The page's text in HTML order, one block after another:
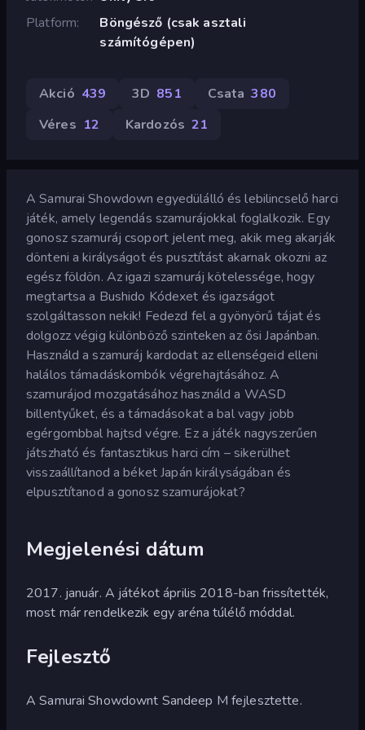
Platform
Böngésző (csak asztali
számítógépen)
Akció 439 3D 851 Csata 380
Véres 12 Kardozós 21
A Samurai Showdown egyedülálló és lebilincselő harci
játék, amely legendás szamurájokkal foglalkozik. Egy
gonosz szamuráj csoport jelent meg, akik meg akarják
dönteni a királyságot és pusztítást akarnak okozni az
egész földön. Az igazi szamuráj kötelessége, hogy
megtartsa a Bushido Kódexet és igazságot
szolgáltasson nekik! Fedezd fel a gyönyörű tájat és
dolgozz végig különböző szinteken az ősi Japánban.
Használd a szamuráj kardodat az ellenségeid elleni
halálos támadáskombók végrehajtásához. A
szamurájod mozgatásához használd a WASD
billentyűket, és a támadásokat a bal vagy jobb
egérgombbal hajtsd végre. Ez a játék nagyszerűen
játszható és fantasztikus harci cím – sikerülhet
visszaállítanod a béket Japán királyságában és
elpusztítanod a gonosz szamurájokat?
Megjelenési dátum
2017. január. A játékot április 2018-ban frissítették,
most már rendelkezik egy aréna túlélő móddal.
Fejlesztő
A Samurai Showdownt Sandeep M fejlesztette.